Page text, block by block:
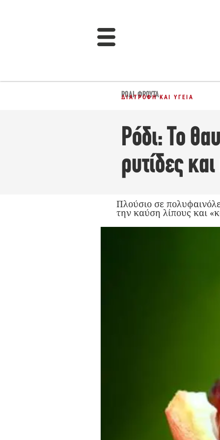
ΡΌΔΙ,ΦΡΟΎΤΑ
ΔΙΑΤΡΟΦΉ ΚΑΙ ΥΓΕΊΑ
Ρόδι: Το
ρυτίδες
Πλούσιο σε
την καύση λίπους και